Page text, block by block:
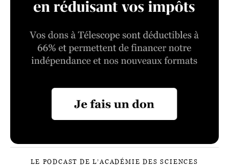
LE PODCAST DE L’ACADÉMIE DES SCIENCES